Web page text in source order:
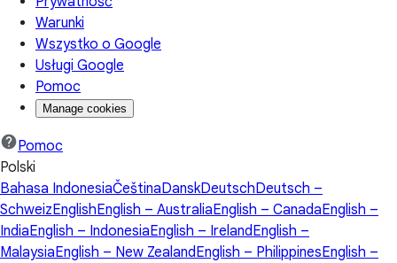
Warunki
Wszystko o Google
Usługi Google
Pomoc
Manage cookies
Pomoc
Polski
Bahasa IndonesiaČeštinaDanskDeutschDeutsch –
SchweizEnglishEnglish – AustraliaEnglish – CanadaEnglish –
IndiaEnglish – IndonesiaEnglish – IrelandEnglish –
MalaysiaEnglish – New ZealandEnglish – PhilippinesEnglish –